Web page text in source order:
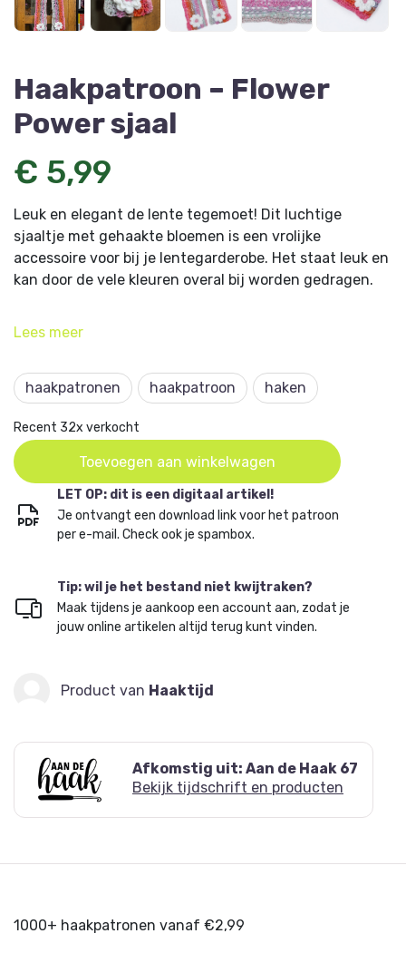
Haakpatroon – Flower
Power sjaal
€ 5,99
Leuk en elegant de lente tegemoet! Dit luchtige
sjaaltje met gehaakte bloemen is een vrolijke
accessoire voor bij je lentegarderobe. Het staat leuk en
kan door de vele kleuren overal bij worden gedragen.
je voor dit project haaknaald 4.
Dit artikel komt uitAan de Haak 67
en is ontworpen
door designer: Paulien de Nekker, Haaktijd.
Lees meer
haakpatronen haakpatroon haken
Recent 32x verkocht
Toevoegen aan winkelwagen
LET OP: dit is een digitaal artikel!
Je ontvangt een download link voor het patroon
per e-mail. Check ook je spambox.
Tip: wil je het bestand niet kwijtraken?
Maak tijdens je aankoop een account aan, zodat je
jouw online artikelen altijd terug kunt vinden.
Product van Haaktijd
Afkomstig uit: Aan de Haak 67
Bekijk tijdschrift en producten
1000+ haakpatronen vanaf €2,99